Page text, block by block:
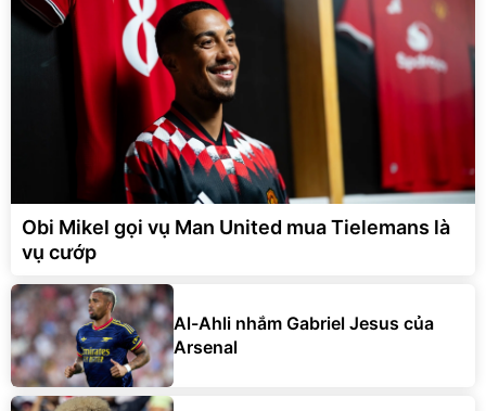
Obi Mikel gọi vụ Man United mua Tielemans là
vụ cướp
Al-Ahli nhắm Gabriel Jesus của
Arsenal